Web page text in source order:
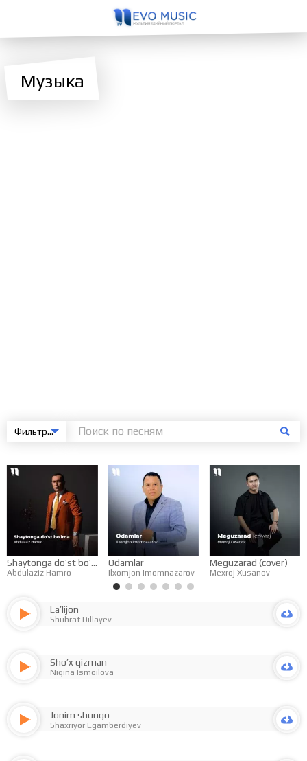
Музыка
Фильтровать
Shaytonga do’st bo’lma
Abdulaziz Hamro
Odamlar
Ilxomjon Imomnazarov
Meguzarad (cover)
Mexroj Xusanov
La’lijon
Shuhrat Dillayev
Sho’x qizman
Nigina Ismoilova
Jonim shungo
Shaxriyor Egamberdiyev